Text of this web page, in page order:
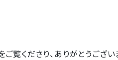
くださり、ありがとうござい